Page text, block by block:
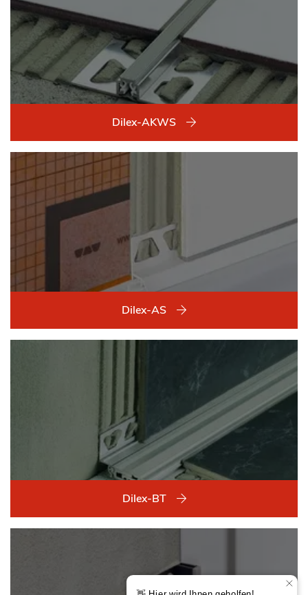
Dilex-AKWS
Dilex-AS
Dilex-BT